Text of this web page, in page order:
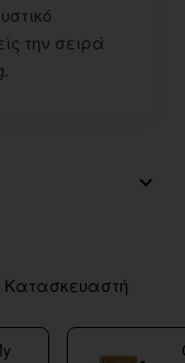
την σειρά
Κατασκευαστή